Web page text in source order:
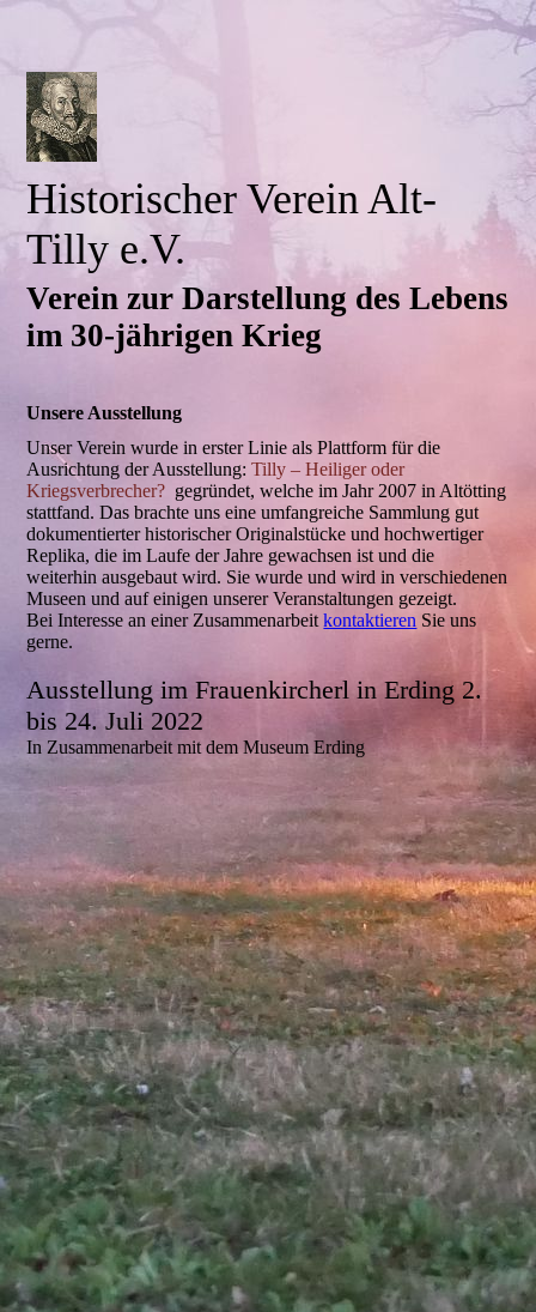
Historischer Verein Alt-
Tilly e.V.
Verein zur Darstellung des Lebens
im 30-jährigen Krieg
Unsere Ausstellung
Unser Verein wurde in erster Linie als Plattform für die
Ausrichtung der Ausstellung:Tilly – Heiliger oder
Kriegsverbrecher? gegründet, welche im Jahr 2007 in Altötting
stattfand. Das brachte uns eine umfangreiche Sammlung gut
dokumentierter historischer Originalstücke und hochwertiger
Replika, die im Laufe der Jahre gewachsen ist und die
weiterhin ausgebaut wird. Sie wurde und wird in verschiedenen
Museen und auf einigen unserer Veranstaltungen gezeigt.
Bei Interesse an einer Zusammenarbeitkontaktieren Sie uns
gerne.
Ausstellung im Frauenkircherl in Erding 2.
bis 24. Juli 2022
In Zusammenarbeit mit dem Museum Erding